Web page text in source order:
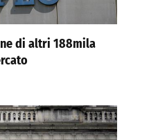
di altri 188mila